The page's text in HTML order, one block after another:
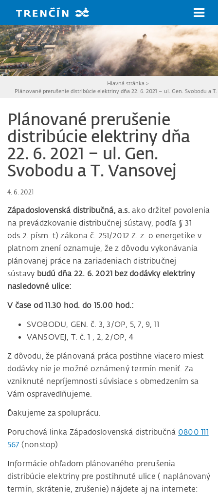
Hlavná stránka >
Plánované prerušenie distribúcie elektriny dňa 22. 6. 2021 – ul. Gen. Svobodu a
Plánované prerušenie
distribúcie elektriny dňa
22. 6. 2021 – ul. Gen.
Svobodu a T. Vansovej
4. 6. 2021
Západoslovenská distribučná, a.s.ako držiteľ povolenia
na prevádzkovanie distribučnej sústavy, podľa § 31
ods.2. písm. t) zákona č. 251/2012 Z. z. o energetike v
platnom znení oznamuje, že z dôvodu vykonávania
plánovanej práce na zariadeniach distribučnej
sústavy budú dňa 22. 6. 2021 bez dodávky elektriny
nasledovné ulice:
V čase od 11.30 hod. do 15.00 hod.:
SVOBODU, GEN. č. 3, 3/OP, 5, 7, 9, 11
VANSOVEJ, T. č. 1 , 2, 2/OP, 4
Z dôvodu, že plánovaná práca postihne viacero miest
dodávky nie je možné oznámený termín meniť. Za
vzniknuté nepríjemnosti súvisiace s obmedzením sa
Vám ospravedlňujeme.
Ďakujeme za spoluprácu.
Poruchová linka Západoslovenská distribučná 0800 111
567 (nonstop)
Informácie ohľadom plánovaného prerušenia
distribúcie elektriny pre postihnuté ulice ( naplánovaný
termín, skrátenie, zrušenie) nájdete aj na internete: